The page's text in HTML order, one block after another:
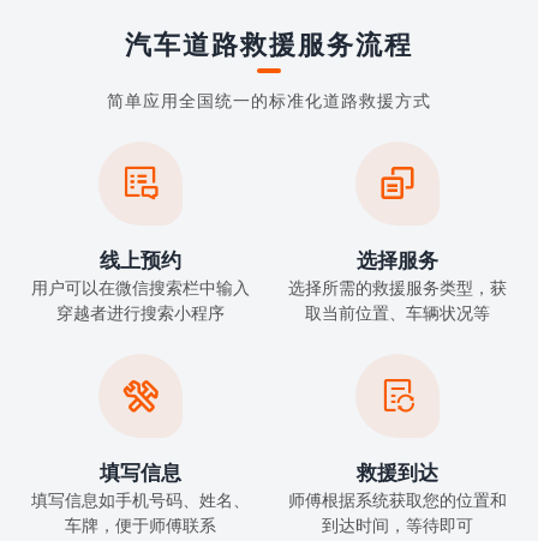
汽车道路救援服务流程
简单应用全国统一的标准化道路救援方式

线上预约
用户可以在微信搜索栏中输入
穿越者进行搜索小程序

选择服务
选择所需的救援服务类型，获
取当前位置、车辆状况等

填写信息
填写信息如手机号码、姓名、
车牌，便于师傅联系

救援到达
师傅根据系统获取您的位置和
到达时间，等待即可